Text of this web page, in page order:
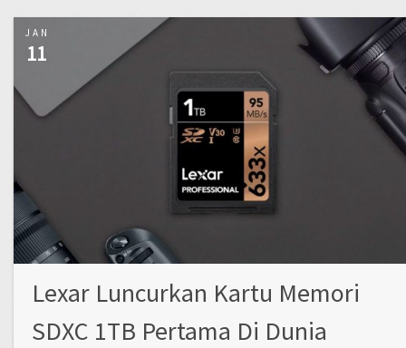
JAN
11
Lexar Luncurkan Kartu Memori
SDXC 1TB Pertama Di Dunia